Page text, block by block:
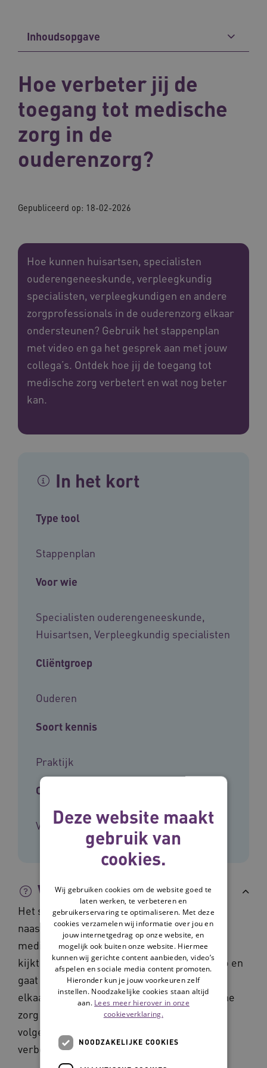
Inhoudsopgave
Hoe verbeter jij de
toegang tot medische
zorg in de
ouderenzorg?
Gepubliceerd op: 18-02-2026
Hoe kunnen huisartsen, specialisten
ouderengeneeskunde, verpleegkundig
specialisten, verpleegkundigen en andere
zorgprofessionals in de ouderenzorg elkaar
ondersteunen? Gebruik het stappenplan
met video en ga het gesprek aan met jouw
collega’s. Ontdek hoe jij de toegang tot
medische zorg verbetert en wat nog beter
kan.
In het kort
Type tool
Stappenplan
Voor wie
Specialisten ouderengeneeskunde,
Huisartsen, Verpleegkundig specialisten
Cliëntgroep
Ouderen
Soort kennis
Praktijk
Ontwikkelaar
Vilans
Wat is het?
Het stappenplan helpt je om vanuit cliënten,
naasten en mantelzorgers te kijken naar de
medische zorg die je levert in jouw regio. Je
kijkt samen met je collega's een korte video en
gaat daarna aan de hand van stellingen met
elkaar het gesprek aan over hoe de medische
zorg in jouw regio is ingericht. Hoe gaat het
volgens jullie? Zien jullie ruimte voor
verbetering?
Deze website maakt
gebruik van
cookies.
Wij gebruiken cookies om de website goed te
laten werken, te verbeteren en
gebruikerservaring te optimaliseren. Met deze
cookies verzamelen wij informatie over jou en
jouw internetgedrag op onze website, en
mogelijk ook buiten onze website. Hiermee
kunnen wij gerichte content aanbieden, video’s
afspelen en sociale media content promoten.
Hieronder kun je jouw voorkeuren zelf
instellen. Noodzakelijke cookies staan altijd
aan. Lees meer hierover in onze
cookieverklaring.
NOODZAKELIJKE COOKIES